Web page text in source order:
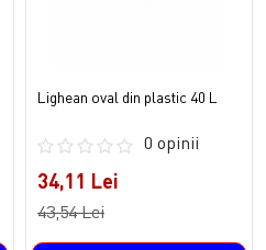
Lighean oval din plastic 40 L
0 opinii
34,11 Lei
43,54 Lei